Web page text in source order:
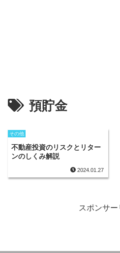
預貯金
その他
不動産投資のリスクとリター
ンのしくみ解説
2024.01.27
スポンサー